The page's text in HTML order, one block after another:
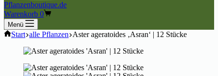
Pflanzenboutique.de
Warenkorb 0
Menü
Start alle Pflanzen Aster ageratoides ‚Asran‘ | 12 Stücke